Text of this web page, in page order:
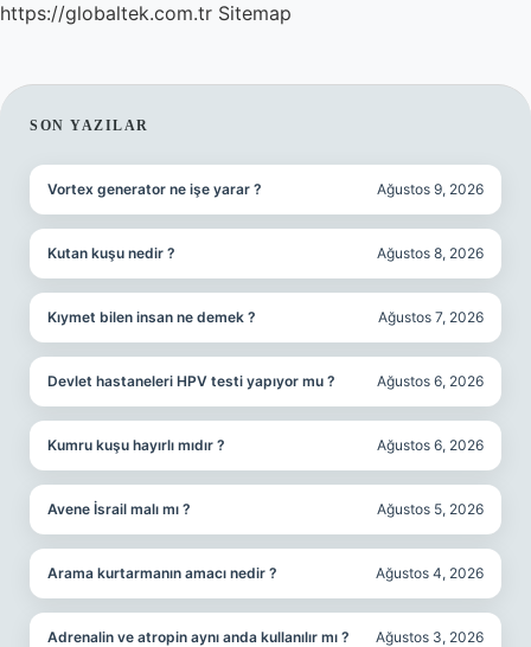
https://globaltek.com.tr Sitemap
SIDEBAR
SON YAZILAR
Vortex generator ne işe yarar ? Ağustos 9, 2026
Kutan kuşu nedir ? Ağustos 8, 2026
Kıymet bilen insan ne demek ? Ağustos 7, 2026
Devlet hastaneleri HPV testi yapıyor mu ? Ağustos 6, 2026
Kumru kuşu hayırlı mıdır ? Ağustos 6, 2026
Avene İsrail malı mı ? Ağustos 5, 2026
Arama kurtarmanın amacı nedir ? Ağustos 4, 2026
Adrenalin ve atropin aynı anda kullanılır mı ? Ağustos 3, 2026